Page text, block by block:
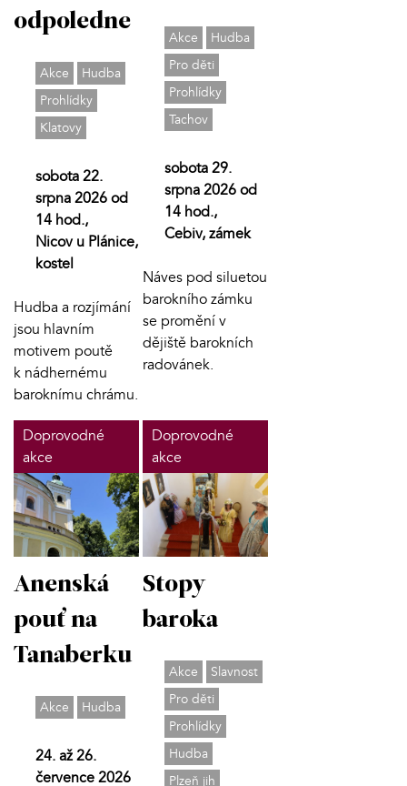
odpoledne
Akce
Hudba
Prohlídky
Klatovy
sobota 22.
srpna 2026 od
14 hod.,
Nicov u Plánice,
kostel
Hudba a rozjímání
jsou hlavním
motivem poutě
k nádhernému
baroknímu chrámu.
Akce
Hudba
Pro děti
Prohlídky
Tachov
sobota 29.
srpna 2026 od
14 hod.,
Cebiv, zámek
Náves pod siluetou
barokního zámku
se promění v
dějiště barokních
radovánek.
Doprovodné
akce
Anenská
pouť na
Tanaberku
Akce Hudba
24. až 26.
července 2026
Doprovodné
akce
Stopy
baroka
Akce
Slavnost
Pro děti
Prohlídky
Hudba
Plzeň jih